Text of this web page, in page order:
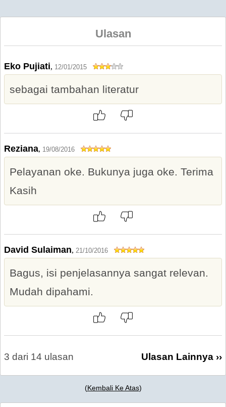
Ulasan
Eko Pujiati, 12/01/2015
sebagai tambahan literatur
Reziana, 19/08/2016
Pelayanan oke. Bukunya juga oke. Terima
Kasih
David Sulaiman, 21/10/2016
Bagus, isi penjelasannya sangat relevan.
Mudah dipahami.
3 dari 14 ulasan Ulasan Lainnya ››
(Kembali Ke Atas)